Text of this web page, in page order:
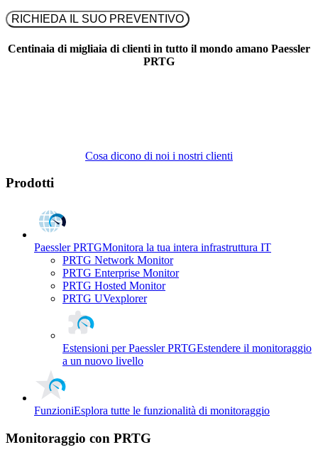
Centinaia di migliaia di clienti in tutto il mondo amano Paessler
PRTG
Cosa dicono di noi i nostri clienti
Prodotti
Paessler PRTGMonitora la tua intera infrastruttura IT
PRTG Network Monitor
PRTG Enterprise Monitor
PRTG Hosted Monitor
PRTG UVexplorer
Estensioni per Paessler PRTGEstendere il monitoraggio
a un nuovo livello
FunzioniEsplora tutte le funzionalità di monitoraggio
Monitoraggio con PRTG